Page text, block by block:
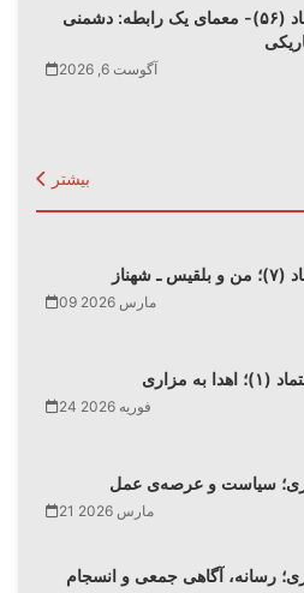
اعتماد (۵۶)- معمای یک رابطه: دشمنی
آگوست 6, 2026
بیشتر
ـ شهناز
09 مارس 2026
24 فوریه 2026
سیاست و عرصه‌ی عمل
21 مارس 2026
رسانه، آگاهی جمعی و انسجام